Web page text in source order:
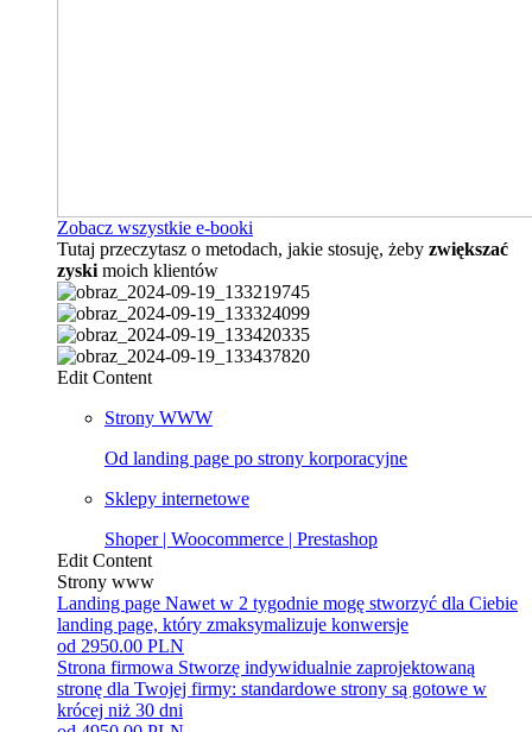
Zobacz wszystkie e-booki
Tutaj przeczytasz o metodach, jakie stosuję, żeby zwiększać
zyski moich klientów
Edit Content
Strony WWW
Od landing page po strony korporacyjne
Sklepy internetowe
Shoper | Woocommerce | Prestashop
Edit Content
Strony www
Landing page Nawet w 2 tygodnie mogę stworzyć dla Ciebie
landing page, który zmaksymalizuje konwersje
od 2950.00 PLN
Strona firmowa Stworzę indywidualnie zaprojektowaną
stronę dla Twojej firmy: standardowe strony są gotowe w
krócej niż 30 dni